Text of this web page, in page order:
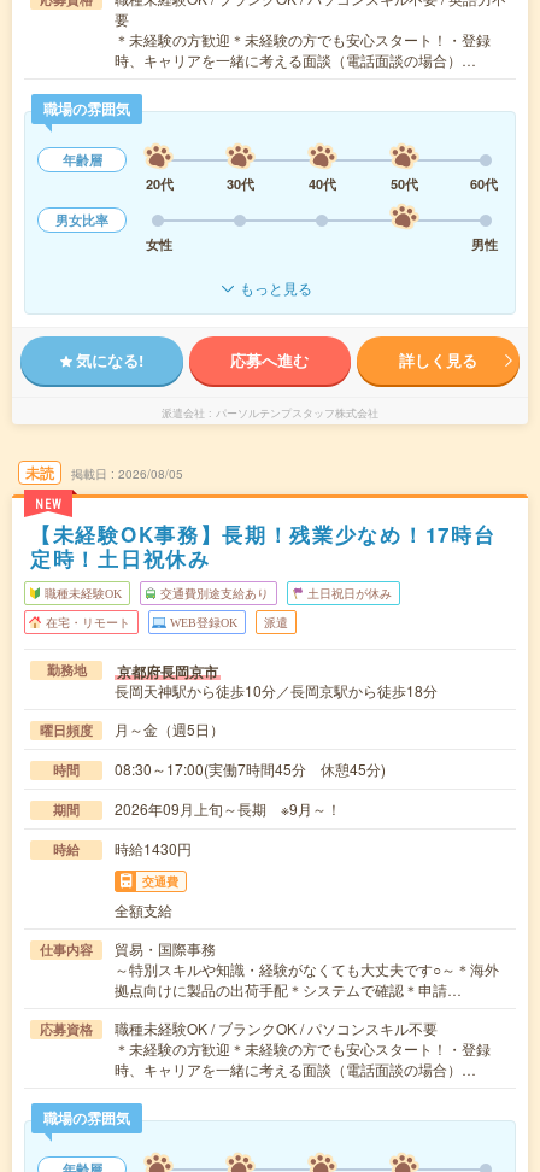
要
＊未経験の方歓迎＊未経験の方でも安心スタート！・登録
時、キャリアを一緒に考える面談（電話面談の場合）…
職場の雰囲気
年齢層
20代
30代 40代 50代
60代
男女比率
女性
男性
もっと見る
気になる! 応募へ進む 詳しく見る
派遣会社 パーソルテンプスタッフ株式会社
未読
NEW
掲載日 2026/08/05
【未経験OK事務】長期！残業少なめ！17時台
定時！土日祝休み
職種未経験OK 交通費別途支給あり 土日祝日が休み
在宅・リモート WEB登録OK 派遣
勤務地 京都府長岡京市
長岡天神駅から徒歩10分／長岡京駅から徒歩18分
曜日頻度 月～金（週5日）
時間 08:30～17:00(実働7時間45分 休憩45分)
期間 2026年09月上旬～長期 ※9月～！
時給 時給1430円
交通費
全額支給
仕事内容
貿易・国際事務
～特別スキルや知識・経験がなくても大丈夫です○～＊海外
拠点向けに製品の出荷手配＊システムで確認＊申請…
応募資格
職種未経験OK / ブランクOK / パソコンスキル不要
＊未経験の方歓迎＊未経験の方でも安心スタート！・登録
時、キャリアを一緒に考える面談（電話面談の場合）…
職場の雰囲気